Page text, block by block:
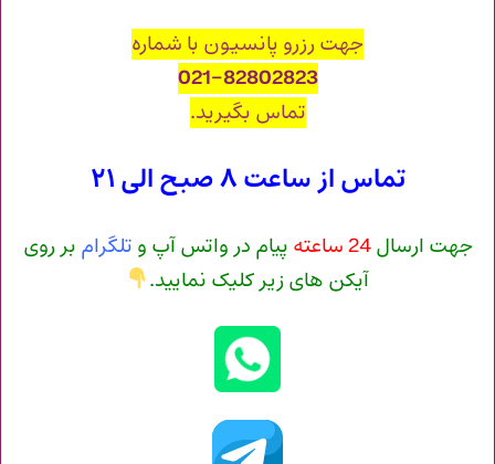
جهت رزرو پانسیون با شماره
021-82802823
تماس بگیرید.
تماس از ساعت ۸ صبح الی ۲۱
جهت ارسال24 ساعته پیام در واتس آپ و تلگرام بر روی
آیکن های زیر کلیک نمایید.